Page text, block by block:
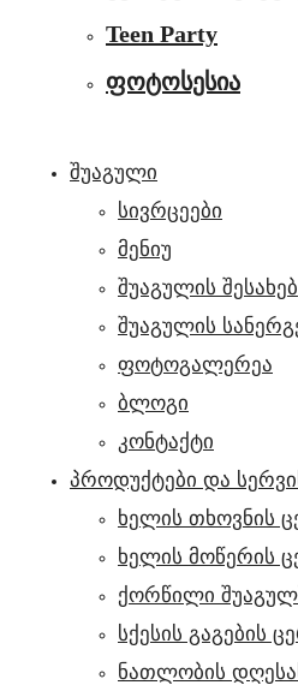
Teen Party
ფოტოსესია
ᲨᲣᲐᲒᲣᲚᲘ
სივრცეები
მენიუ
შუაგულის შესახებ
შუაგულის
ფოტოგალერეა
ბლოგი
კონტაქტი
ᲞᲠᲝᲓᲣᲥᲢᲔᲑᲘ ᲓᲐ
ხელის თხოვნის
ხელის მოწერის
ქორწილი
სქესის გაგების
ნათლობის